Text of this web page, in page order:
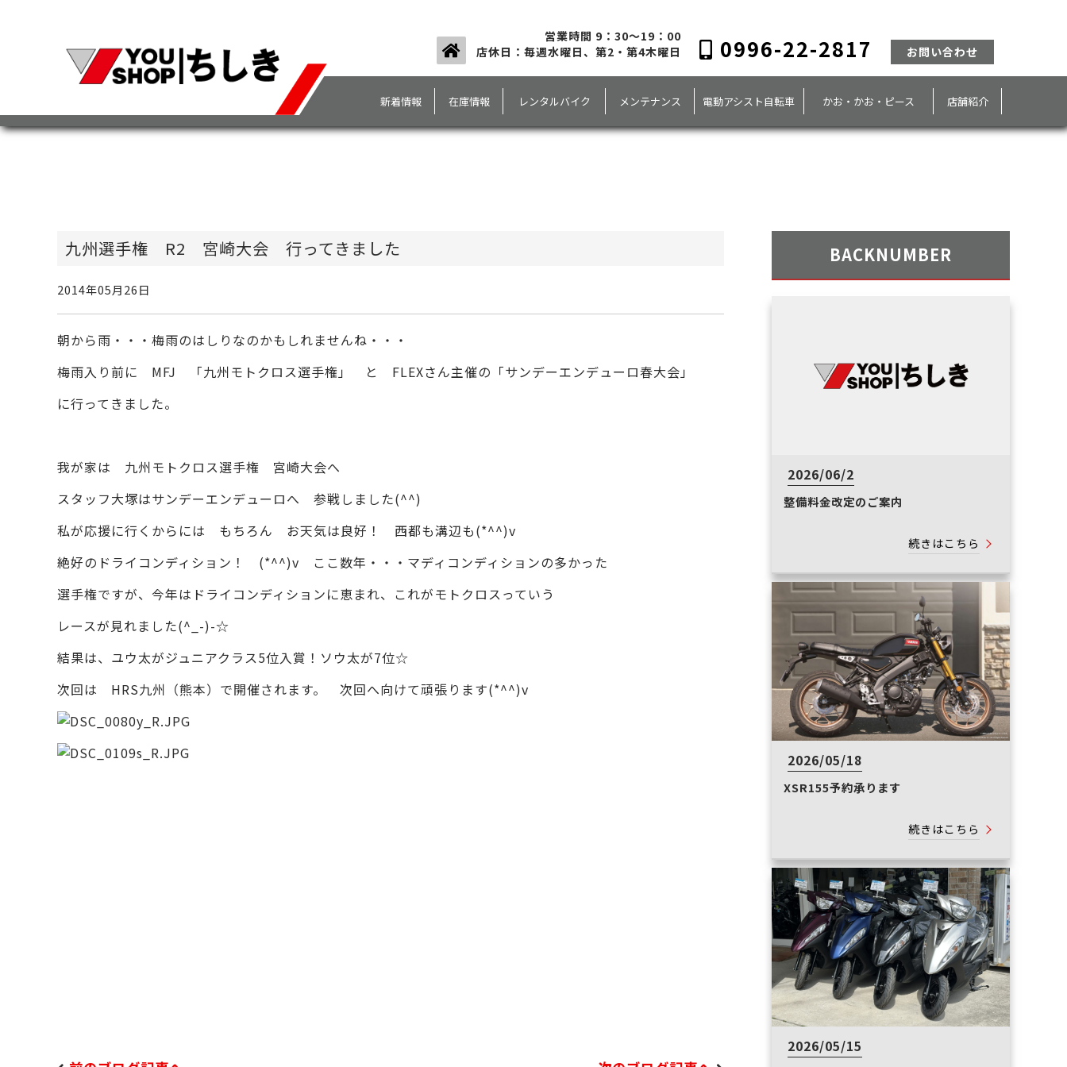
営業時間 9：30～19：00
店休日：毎週水曜日、第2・第4木曜日
0996-22-2817 お問い合わせ
新着情報 在庫情報 レンタルバイク メンテナンス 電動アシスト自転車 かお・かお・ピース 店舗紹介
九州選手権 R2 宮崎大会 行ってきました
2014年05月26日
朝から雨・・・梅雨のはしりなのかもしれませんね・・・
梅雨入り前に MFJ 「九州モトクロス選手権」 と FLEXさん主催の「サンデーエンデューロ春大会」
に行ってきました。
我が家は 九州モトクロス選手権 宮崎大会へ
スタッフ大塚はサンデーエンデューロへ 参戦しました(^^)
私が応援に行くからには もちろん お天気は良好！ 西都も溝辺も(*^^)v
絶好のドライコンディション！ (*^^)v ここ数年・・・マディコンディションの多かった
選手権ですが、今年はドライコンディションに恵まれ、これがモトクロスっていう
レースが見れました(^_-)-☆
結果は、ユウ太がジュニアクラス5位入賞！ソウ太が7位☆
次回は HRS九州（熊本）で開催されます。 次回へ向けて頑張ります(*^^)v
BACKNUMBER
2026/06/2
整備料金改定のご案内
続きはこちら
2026/05/18
XSR155予約承ります
続きはこちら
2026/05/15